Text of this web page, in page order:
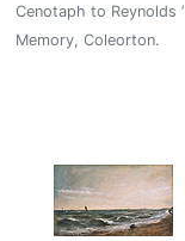
Cenotaph to Reynolds ’
Memory, Coleorton.